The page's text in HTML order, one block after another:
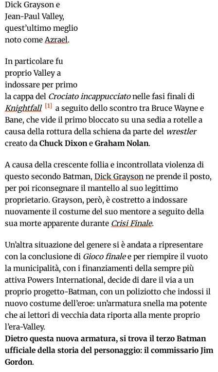
Dick Grayson e
Jean-Paul Valley,
quest’ultimo meglio
noto come Azrael.
In particolare fu
proprio Valley a
indossare per primo
la cappa del Crociato incappucciatonelle fasi finali di
Knightfall
1
a seguito dello scontro tra Bruce Wayne e
Bane, che vide il primo bloccato su una sedia a rotelle a
causa della rottura della schiena da parte del wrestler
creato da Chuck Dixone Graham Nolan.
A causa della crescente follia e incontrollata violenza di
questo secondo Batman, Dick Grayson ne prende il posto,
per poi riconsegnare il mantello al suo legittimo
proprietario. Grayson, però, è costretto a indossare
nuovamente il costume del suo mentore a seguito della
sua morte apparente durante Crisi Finale.
Un’altra situazione del genere si è andata a ripresentare
con la conclusione di Gioco finalee per riempire il vuoto
la municipalità, con i finanziamenti della sempre più
attiva Powers International, decide di dare il via a un
proprio progetto-Batman, con un poliziotto che indossi il
nuovo costume dell’eroe: un’armatura snella ma potente
che ai lettori di vecchia data riporta alla mente proprio
l’era-Valley.
Dietro questa nuova armatura, si trova il terzo Batman
ufficiale della storia del personaggio: il commissario Jim
Gordon.